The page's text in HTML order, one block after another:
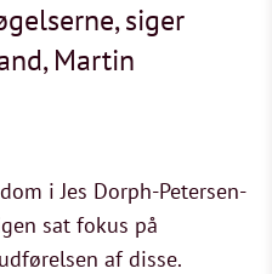
siger
Martin
i Jes Dorph-Petersen-
sat fokus på
af disse.